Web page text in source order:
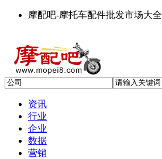
摩配吧-摩托车配件批发市场大全
资讯
行业
企业
数据
营销